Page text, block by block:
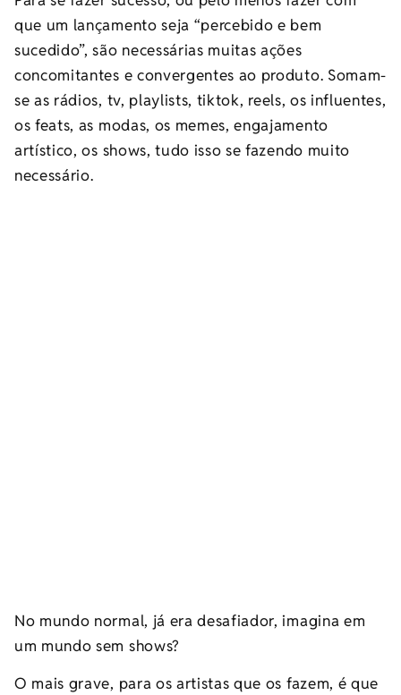
que um lançamento seja “percebido e bem
sucedido”, são necessárias muitas ações
concomitantes e convergentes ao produto. Somam-
se as rádios, tv, playlists, tiktok, reels, os influentes,
os feats, as modas, os memes, engajamento
artístico, os shows, tudo isso se fazendo muito
necessário.
No mundo normal, já era desafiador, imagina em
um mundo sem shows?
O mais grave, para os artistas que os fazem, é que